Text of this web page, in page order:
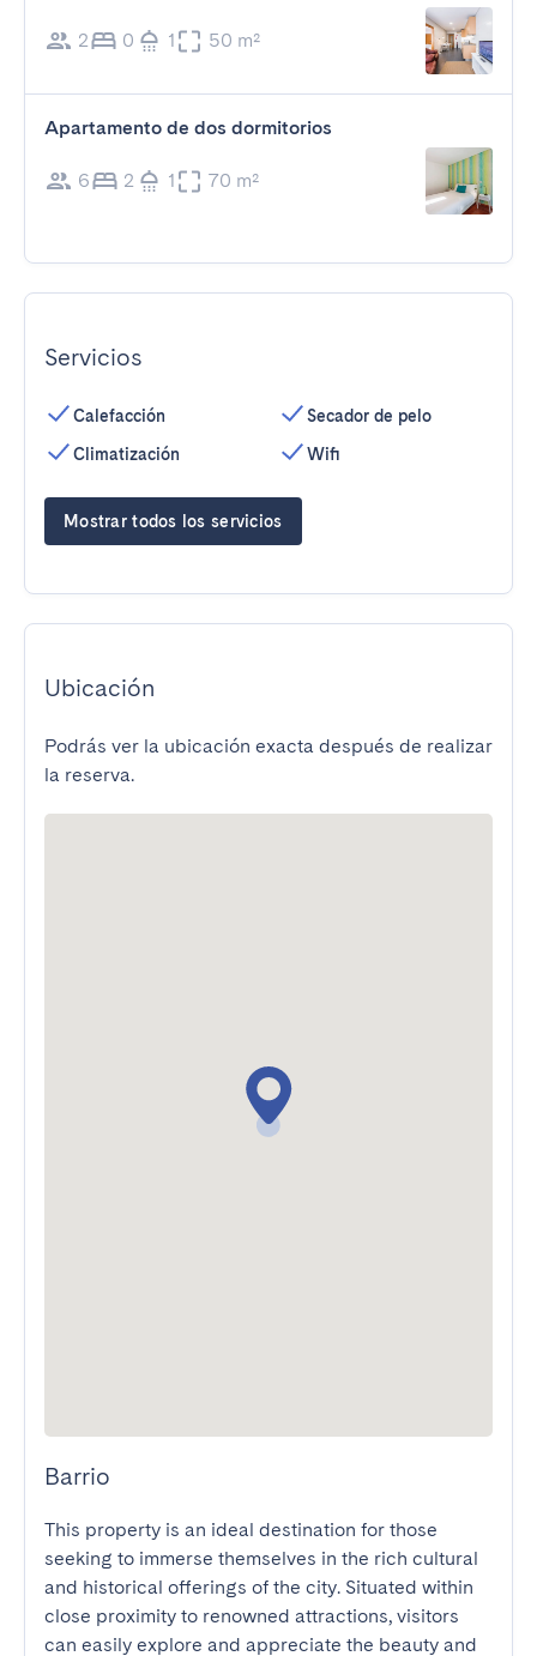
2 0 1 50 m²
Apartamento de dos dormitorios
6 2 1 70 m²
Servicios
Calefacción
Climatización
Secador de pelo
Wifi
Mostrar todos los servicios
Ubicación
Podrás ver la ubicación exacta después de realizar
la reserva.
Barrio
This property is an ideal destination for those
seeking to immerse themselves in the rich cultural
and historical offerings of the city. Situated within
close proximity to renowned attractions, visitors
can easily explore and appreciate the beauty and